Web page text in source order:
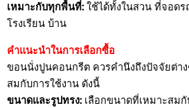
เหมาะกับทุกพื้นที่:ใช้ได้ทั้งในสวน ที่จอดร
โรงเรียน บ้าน
คำแนะนำในการเลือกซื้อ
ขอนนั่งปูนคอนกรีต ควรคำนึงถึงปัจจัยต่าง
สมกับการใช้งาน ดังนี้
ขนาดและรูปทรง:เลือกขนาดที่เหมาะสม